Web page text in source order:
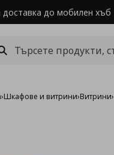
доставка до мобилен хъб
›Шкафове и витрини›Витрини›